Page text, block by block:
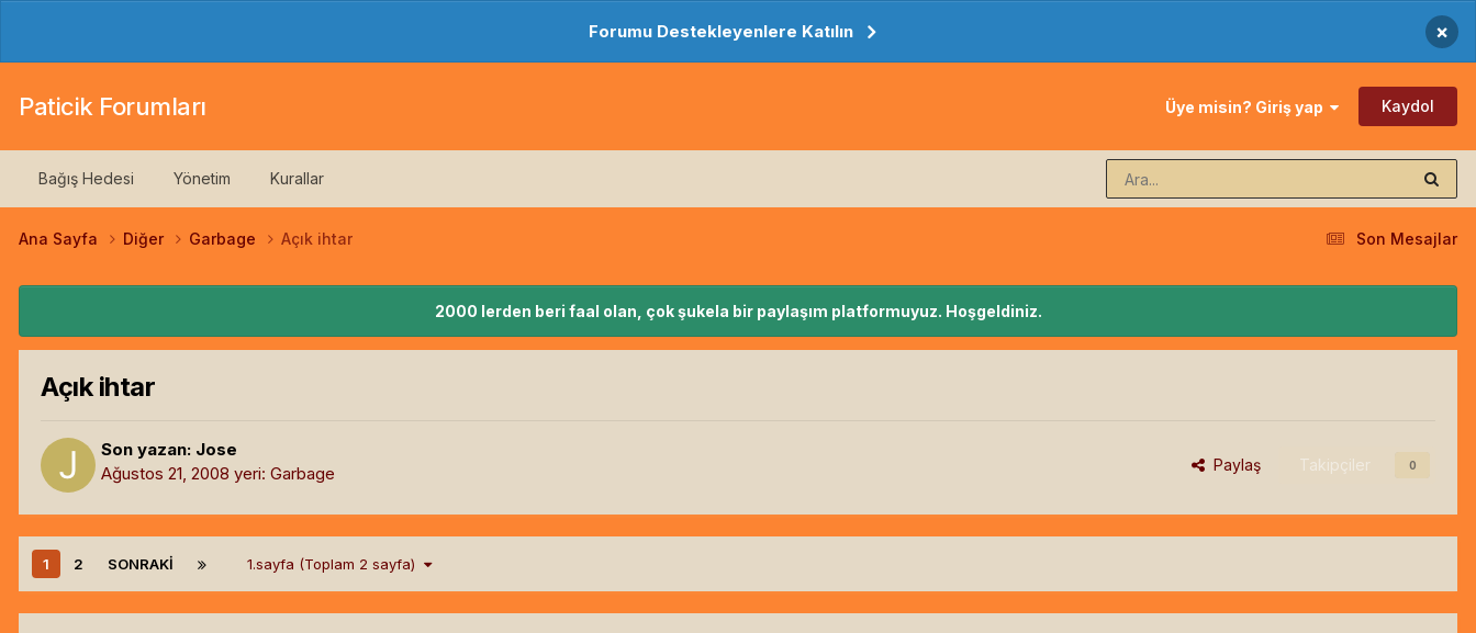
Forumu Destekleyenlere Katılın ×
Paticik Forumları Üye misin? Giriş yap Kaydol
Bağış Hedesi Yönetim Kurallar
Son Mesajlar
Ana Sayfa Diğer Garbage Açık ihtar
2000 lerden beri faal olan, çok şukela bir paylaşım platformuyuz. Hoşgeldiniz.
Açık ihtar
Son yazan: Jose
Ağustos 21, 2008 yeri: Garbage Paylaş Takipçiler 0
1 2 SONRAKI 1.sayfa (Toplam 2 sayfa)